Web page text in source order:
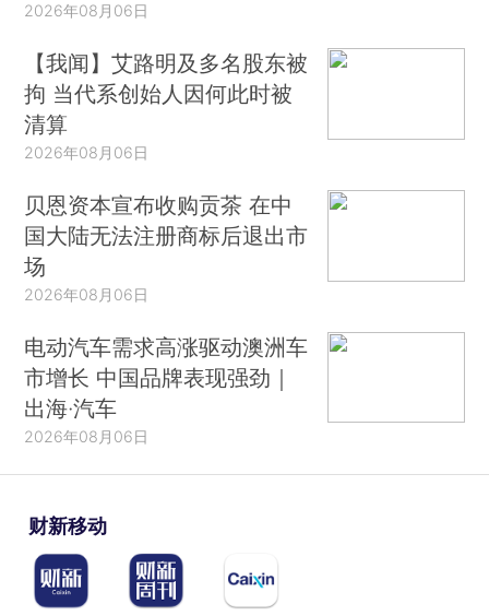
2026年08月06日
【我闻】艾路明及多名股东被
拘 当代系创始人因何此时被
清算
2026年08月06日
贝恩资本宣布收购贡茶 在中
国大陆无法注册商标后退出市
场
2026年08月06日
电动汽车需求高涨驱动澳洲车
市增长 中国品牌表现强劲｜
出海·汽车
2026年08月06日
财新移动